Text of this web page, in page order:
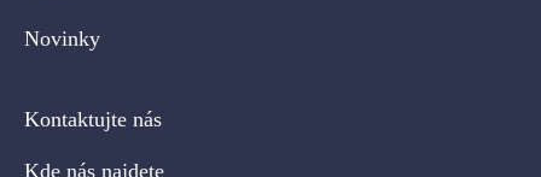
Novinky
Kontaktujte nás
Kde nás najdete